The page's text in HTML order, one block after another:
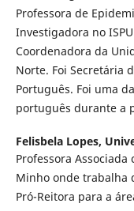
Professora de
Investigadora no
Coordenadora da
Norte. Foi Secretária
Português. Foi uma
português durante a
Felisbela Lopes,
Professora
Minho onde trabalha
Pró-Reitora para a